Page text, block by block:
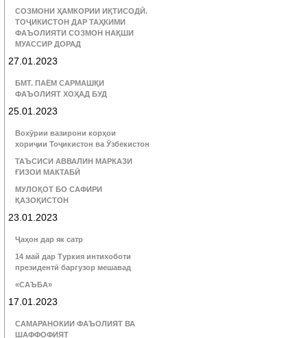
СОЗМОНИ ҲАМКОРИИ ИҚТИСОДӢ.
ТОҶИКИСТОН ДАР ТАҲКИМИ
ФАЪОЛИЯТИ СОЗМОН НАҚШИ
МУАССИР ДОРАД
27.01.2023
БМТ. ПАЁМ САРМАШҚИ
ФАЪОЛИЯТ ХОҲАД БУД
25.01.2023
Вохӯрии вазирони корҳои
хориҷии Тоҷикистон ва Ӯзбекистон
ТАЪСИСИ АВВАЛИН МАРКАЗИ
ҒИЗОИ МАКТАБӢ
МУЛОҚОТ БО САФИРИ
ҚАЗОҚИСТОН
23.01.2023
Ҷаҳон дар як сатр
14 май дар Туркия интихоботи
президентӣ баргузор мешавад
«САЪБА»
17.01.2023
САМАРАНОКИИ ФАЪОЛИЯТ ВА
ШАФФОФИЯТ